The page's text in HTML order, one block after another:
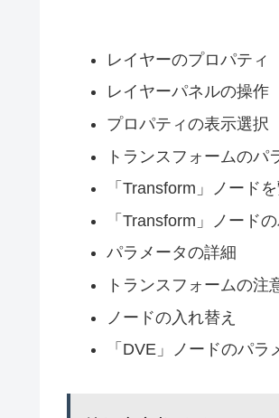
レイヤーのプロパティ
レイヤーパネルの操作
プロパティの表示選択
トランスフォームのパ
「Transform」ノード
「Transform」ノード
パラメータの詳細
トランスフォームの注
ノードの入れ替え
「DVE」ノードのパラ